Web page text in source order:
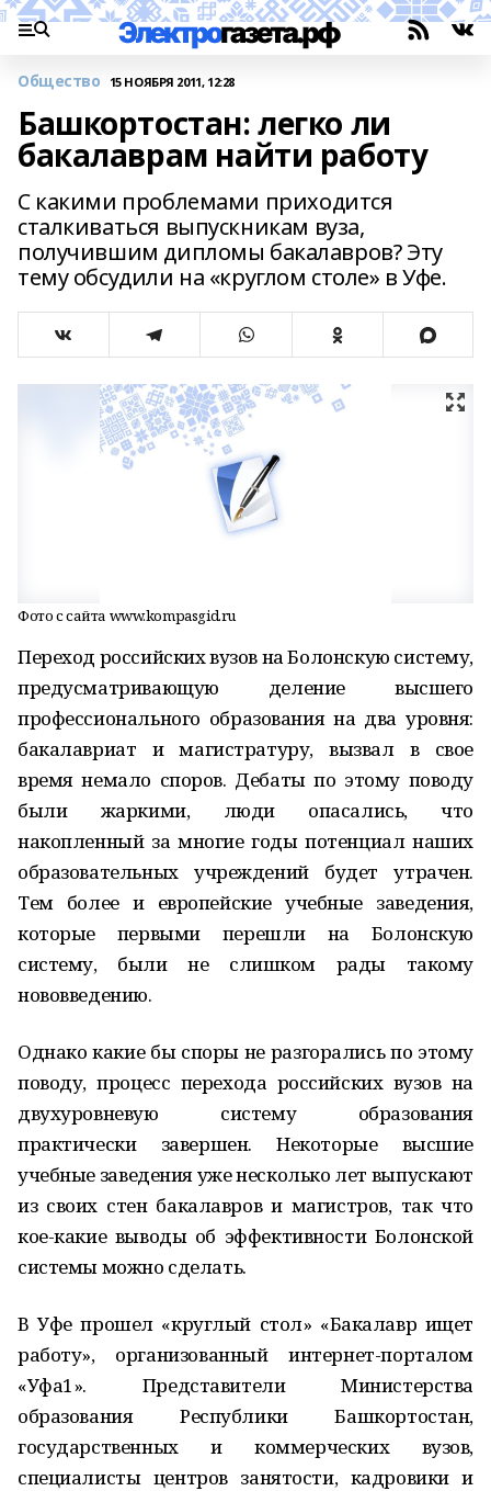
Общество 15 НОЯБРЯ 2011, 12:28
Башкортостан: легко ли
бакалаврам найти работу
С какими проблемами приходится
сталкиваться выпускникам вуза,
получившим дипломы бакалавров? Эту
тему обсудили на «круглом столе» в Уфе.
Фото с сайта www.kompasgid.ru
Переход российских вузов на Болонскую систему,
предусматривающую деление высшего
профессионального образования на два уровня:
бакалавриат и магистратуру, вызвал в свое
время немало споров. Дебаты по этому поводу
были жаркими, люди опасались, что
накопленный за многие годы потенциал наших
образовательных учреждений будет утрачен.
Тем более и европейские учебные заведения,
которые первыми перешли на Болонскую
систему, были не слишком рады такому
нововведению.
Однако какие бы споры не разгорались по этому
поводу, процесс перехода российских вузов на
двухуровневую систему образования
практически завершен. Некоторые высшие
учебные заведения уже несколько лет выпускают
из своих стен бакалавров и магистров, так что
кое-какие выводы об эффективности Болонской
системы можно сделать.
В Уфе прошел «круглый стол» «Бакалавр ищет
работу», организованный интернет-порталом
«Уфа1». Представители Министерства
образования Республики Башкортостан,
государственных и коммерческих вузов,
специалисты центров занятости, кадровики и